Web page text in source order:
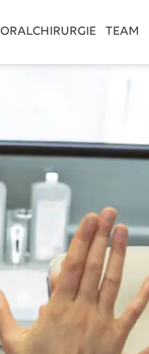
ORALCHIRURGIE TEAM